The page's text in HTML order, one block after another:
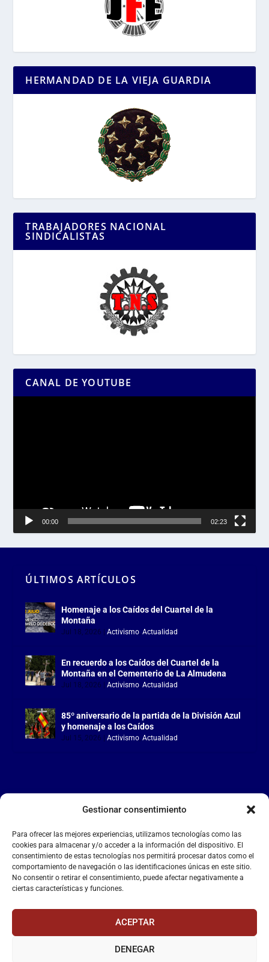
Gestionar consentimiento
Para ofrecer las mejores experiencias, utilizamos tecnologías como las
cookies para almacenar y/o acceder a la información del dispositivo. El
consentimiento de estas tecnologías nos permitirá procesar datos como el
comportamiento de navegación o las identificaciones únicas en este sitio.
No consentir o retirar el consentimiento, puede afectar negativamente a
ciertas características y funciones.
ACEPTAR
DENEGAR
HERMANDAD DE LA VIEJA GUARDIA
TRABAJADORES NACIONAL
SINDICALISTAS
CANAL DE YOUTUBE
00:00 02:23
ÚLTIMOS ARTÍCULOS
Homenaje a los Caídos del Cuartel de la
Montaña
Jul 18, 2026 |Activismo,Actualidad
En recuerdo a los Caídos del Cuartel de la
Montaña en el Cementerio de La Almudena
Jul 18, 2026 |Activismo,Actualidad
85º aniversario de la partida de la División Azul
y homenaje a los Caídos
Jul 15, 2026 |Activismo,Actualidad
LA FALANGE
Reproductor
de
vídeo